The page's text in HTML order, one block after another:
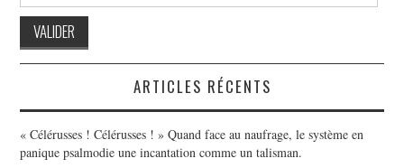
ARTICLES RÉCENTS
« Célérusses ! Célérusses ! » Quand face au naufrage, le système en
panique psalmodie une incantation comme un talisman.